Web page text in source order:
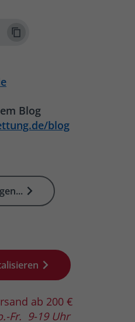
Blog
blog
ab 200 €
Fr. 9-19 Uhr